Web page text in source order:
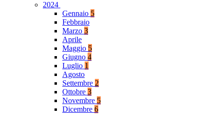
2024
Gennaio 5
Febbraio
Marzo 3
Aprile
Maggio 5
Giugno 4
Luglio 1
Agosto
Settembre 2
Ottobre 3
Novembre 5
Dicembre 6